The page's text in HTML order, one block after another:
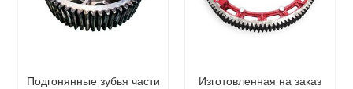
Подгонянные зубья части
Изготовленная на заказ